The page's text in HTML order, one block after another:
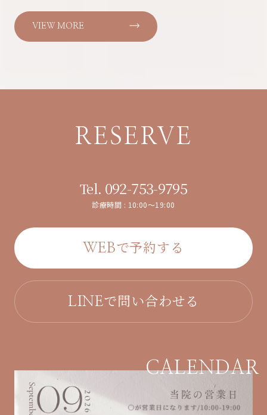
VIEW MORE
RESERVE
Tel. 092-753-9795
診療時間 : 10:00～19:00
WEBで予約する
LINEで問い合わせる
CALENDAR